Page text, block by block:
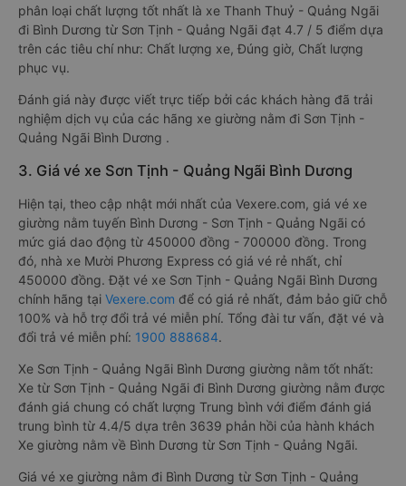
phân loại chất lượng tốt nhất là xe Thanh Thuỷ - Quảng Ngãi
đi Bình Dương từ Sơn Tịnh - Quảng Ngãi đạt 4.7 / 5 điểm dựa
trên các tiêu chí như: Chất lượng xe, Đúng giờ, Chất lượng
phục vụ.
Đánh giá này được viết trực tiếp bởi các khách hàng đã trải
nghiệm dịch vụ của các hãng xe giường nằm đi Sơn Tịnh -
Quảng Ngãi Bình Dương .
3. Giá vé xe Sơn Tịnh - Quảng Ngãi Bình Dương
Hiện tại, theo cập nhật mới nhất của Vexere.com, giá vé xe
giường nằm tuyến Bình Dương - Sơn Tịnh - Quảng Ngãi có
mức giá dao động từ 450000 đồng - 700000 đồng. Trong
đó, nhà xe Mười Phương Express có giá vé rẻ nhất, chỉ
450000 đồng. Đặt vé xe Sơn Tịnh - Quảng Ngãi Bình Dương
chính hãng tại Vexere.com để có giá rẻ nhất, đảm bảo giữ chỗ
100% và hỗ trợ đổi trả vé miễn phí. Tổng đài tư vấn, đặt vé và
đổi trả vé miễn phí: 1900 888684.
Xe Sơn Tịnh - Quảng Ngãi Bình Dương giường nằm tốt nhất:
Xe từ Sơn Tịnh - Quảng Ngãi đi Bình Dương giường nằm được
đánh giá chung có chất lượng Trung bình với điểm đánh giá
trung bình từ 4.4/5 dựa trên 3639 phản hồi của hành khách
Xe giường nằm về Bình Dương từ Sơn Tịnh - Quảng Ngãi.
Giá vé xe giường nằm đi Bình Dương từ Sơn Tịnh - Quảng